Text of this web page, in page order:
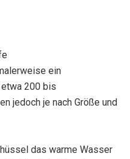
ein
200 bis
jedoch je nach Größe und
das warme Wasser